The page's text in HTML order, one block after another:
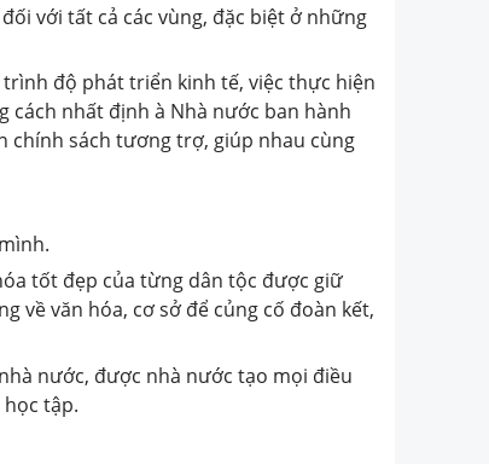
với tất cả các vùng, đặc biệt ở những
độ phát triển kinh tế, việc thực hiện
cách nhất định à Nhà nước ban hành
chính sách tương trợ, giúp nhau cùng
tốt đẹp của từng dân tộc được giữ
về văn hóa, cơ sở để củng cố đoàn kết,
nước, được nhà nước tạo mọi điều
tập.